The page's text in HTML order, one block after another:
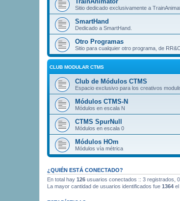
Sitio dedicado exclusivamente a
SmartHand
Dedicado a SmartHand.
Otro Programas
Sitio para cualquier otro programa, de
CLUB MODULAR CTMS
Club de Módulos CTMS
Espacio exclusivo para los creativos
Módulos CTMS-N
Módulos en escala N
CTMS SpurNull
Módulos en escala 0
Módulos HOm
Módulos vía métrica
¿QUIÉN ESTÁ CONECTADO?
En total hay 126 usuarios conectados :: 3 registrados,
La mayor cantidad de usuarios identificados fue 1364 el